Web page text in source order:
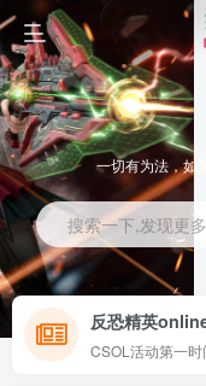
一切有为法，如
搜索一下,发现更多
CSOL活动第一时